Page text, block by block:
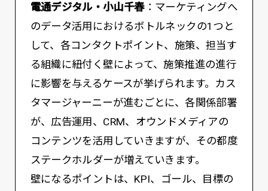
電通デジタル・小山千春：マーケティングへ
のデータ活用におけるボトルネックの1つと
して、各コンタクトポイント、施策、担当す
る組織に紐付く壁によって、施策推進の進行
に影響を与えるケースが挙げられます。カス
タマージャーニーが進むごとに、各関係部署
が、広告運用、CRM、オウンドメディアの
コンテンツを活用していきますが、その都度
ステークホルダーが増えていきます。
壁になるポイントは、KPI、ゴール、目標の